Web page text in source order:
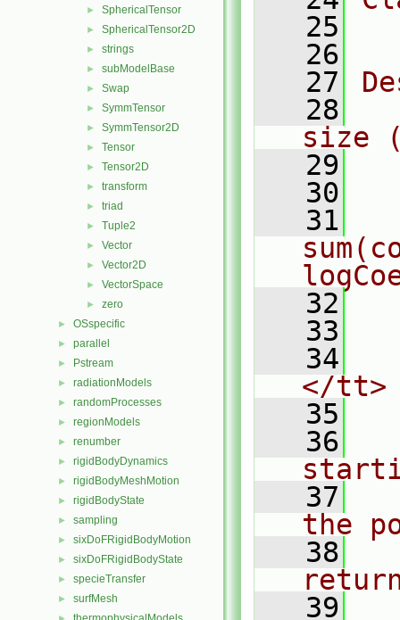
► SphericalTensor
► SphericalTensor2D
► strings
► subModelBase
► Swap
► SymmTensor
► SymmTensor2D
► Tensor
► Tensor2D
► transform
► triad
► Tuple2
► Vector
► Vector2D
► VectorSpace
► zero
► OSspecific
► parallel
► Pstream
► radiationModels
► randomProcesses
► regionModels
► renumber
► rigidBodyDynamics
► rigidBodyMeshMotion
► rigidBodyState
► sampling
► sixDoFRigidBodyMotion
► sixDoFRigidBodyState
► specieTransfer
► surfMesh
   25
   26
   27
   28
size
   29
   30
   31
   32
   33
   34
</tt>
   35
   36
   37
the
   38
   39